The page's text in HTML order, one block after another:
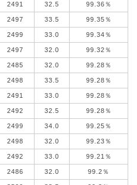
2491 32.5 99.36％
2497 33.5 99.35％
2499 33.0 99.34％
2497 32.0 99.32％
2485 32.0 99.28％
2498 33.5 99.28％
2491 33.0 99.28％
2492 32.5 99.28％
2499 34.0 99.25％
2498 32.0 99.23％
2492 33.0 99.21％
2486 32.0 99.2％